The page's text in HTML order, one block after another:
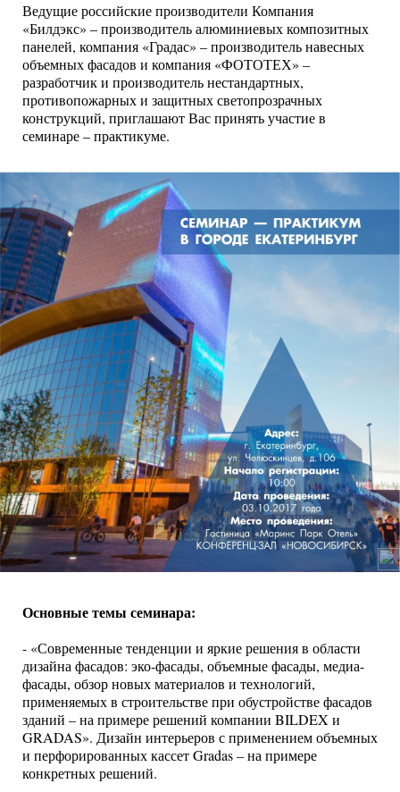
Ведущие российские производители Компания
«Билдэкс» – производитель алюминиевых композитных
панелей, компания «Градас» – производитель навесных
объемных фасадов и компания «ФОТОТЕХ» –
разработчик и производитель нестандартных,
противопожарных и защитных светопрозрачных
конструкций, приглашают Вас принять участие в
семинаре – практикуме.
Основные темы семинара:
- «Современные тенденции и яркие решения в области
дизайна фасадов: эко-фасады, объемные фасады, медиа-
фасады, обзор новых материалов и технологий,
применяемых в строительстве при обустройстве фасадов
зданий – на примере решений компании BILDEX и
GRADAS». Дизайн интерьеров с применением объемных
и перфорированных кассет Gradas – на примере
конкретных решений.